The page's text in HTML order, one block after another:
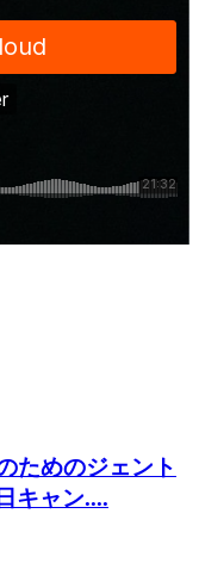
ためのジェント
キャン....